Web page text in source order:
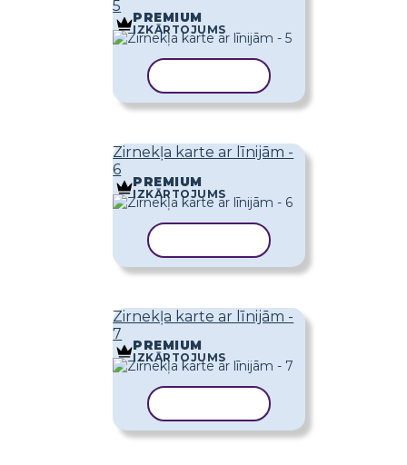
5
PREMIUM
IZKĀRTOJUMS
Zirnekļa karte ar līnijām -
6
PREMIUM
IZKĀRTOJUMS
Zirnekļa karte ar līnijām -
7
PREMIUM
IZKĀRTOJUMS